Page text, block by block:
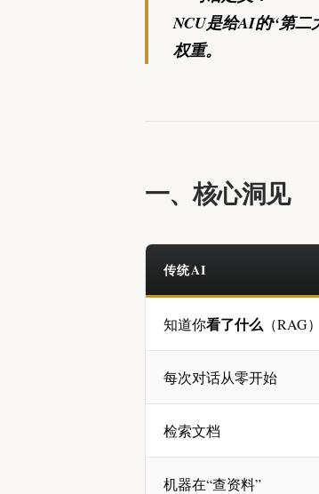
NCU是给AI的“第
权重。
一、核心洞见
传统AI
知道你看了什么 （RAG）
每次对话从零开始
检索文档
机器在“查资料”